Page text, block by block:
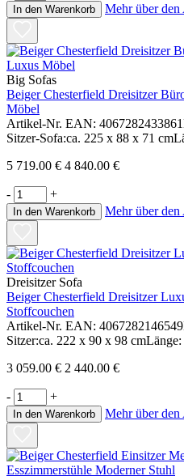
In den Warenkorb Mehr über
Big Sofas
Beiger Chesterfield Dreisitzer
Möbel
Artikel-Nr. EAN:
Sitzer-Sofa:ca. 225 x 88 x 71
5 719.00 € 4 840.00 €
- +
In den Warenkorb Mehr über
Dreisitzer Sofa
Beiger Chesterfield Dreisitzer
Stoffcouchen
Artikel-Nr. EAN:
Sitzer:ca. 222 x 90 x 98 cmLänge:
3 059.00 € 2 440.00 €
- +
In den Warenkorb Mehr über